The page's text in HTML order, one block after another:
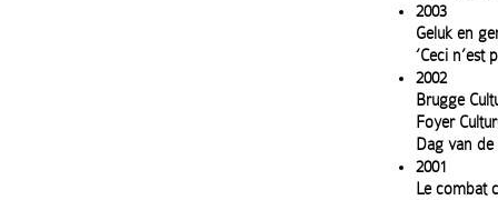
2003
Geluk en
‘Ceci n’est
2002
Brugge
Foyer
Dag van
2001
Le combat